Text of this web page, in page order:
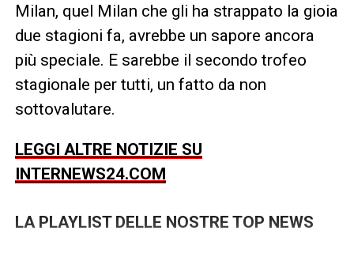
Milan, quel Milan che gli ha strappato la gioia
due stagioni fa, avrebbe un sapore ancora
più speciale. E sarebbe il secondo trofeo
stagionale per tutti, un fatto da non
sottovalutare.
LEGGI ALTRE NOTIZIE SU
INTERNEWS24.COM
LA PLAYLIST DELLE NOSTRE TOP NEWS